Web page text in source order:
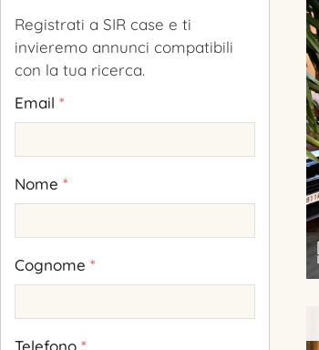
Registrati a SIR case e ti
invieremo annunci compatibili
con la tua ricerca.
Email *
Nome *
Cognome *